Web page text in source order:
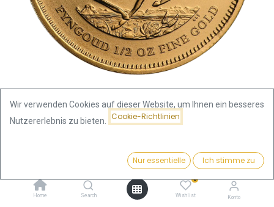
1.875,02€ Kaufen
Home Search
0
Wishlist Konto
Krügerrand 1/2oz Goldmünze
2018
Wir verwenden Cookies auf dieser Website, um Ihnen ein besseres
Nutzererlebnis zu bieten.
Cookie-Richtlinien
Nur essentielle Ich stimme zu